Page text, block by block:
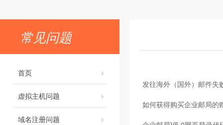
常见问题
首页
虚拟主机问题
域名注册问题
发往海外（国外）邮件失
如何获得购买企业邮局的